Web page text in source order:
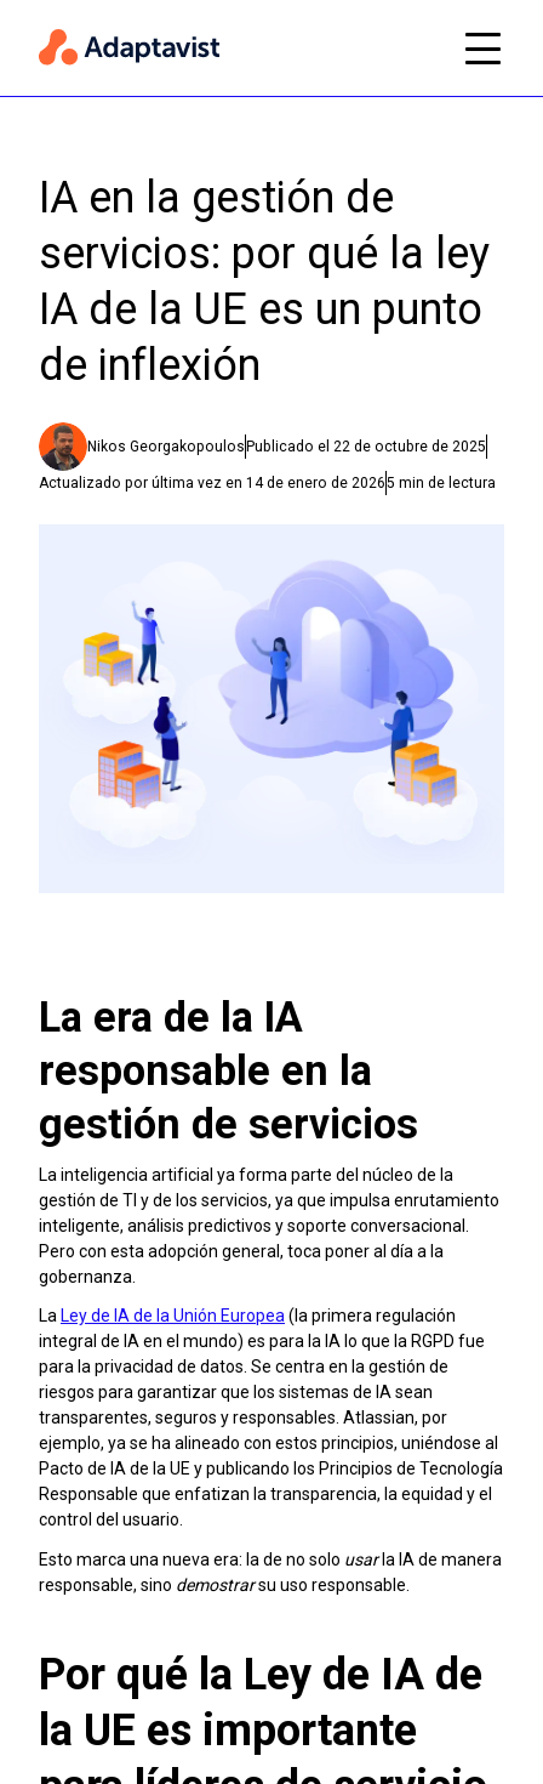
IA en la gestión de
servicios: por qué la ley
IA de la UE es un punto
de inflexión
Nikos Georgakopoulos Publicado el 22 de octubre de 2025
Actualizado por última vez en 14 de enero de 20265 min de lectura
La era de la IA
responsable en la
gestión de servicios
La inteligencia artificial ya forma parte del núcleo de la
gestión de TI y de los servicios, ya que impulsa enrutamiento
inteligente, análisis predictivos y soporte conversacional.
Pero con esta adopción general, toca poner al día a la
gobernanza.
La Ley de IA de la Unión Europea(la primera regulación
integral de IA en el mundo) es para la IA lo que la RGPD fue
para la privacidad de datos. Se centra en la gestión de
riesgos para garantizar que los sistemas de IA sean
transparentes, seguros y responsables. Atlassian, por
ejemplo, ya se ha alineado con estos principios, uniéndose al
Pacto de IA de la UE y publicando los Principios de Tecnología
Responsable que enfatizan la transparencia, la equidad y el
control del usuario.
Esto marca una nueva era: la de no solo usarla IA de manera
responsable, sino demostrarsu uso responsable.
Por qué la Ley de IA de
la UE es importante